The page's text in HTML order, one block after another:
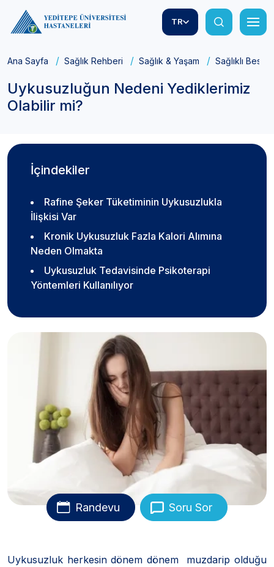
TR
Ana Sayfa Sağlık Rehberi Sağlık & Yaşam Sağlıklı
Uykusuzluğun Nedeni Yediklerimiz
Olabilir mi?
İçindekiler
Rafine Şeker Tüketiminin Uykusuzlukla
İlişkisi Var
Kronik Uykusuzluk Fazla Kalori Alımına
Neden Olmakta
Uykusuzluk Tedavisinde Psikoterapi
Yöntemleri Kullanılıyor
Randevu Soru Sor
Uykusuzluk herkesin dönem dönem muzdarip olduğu